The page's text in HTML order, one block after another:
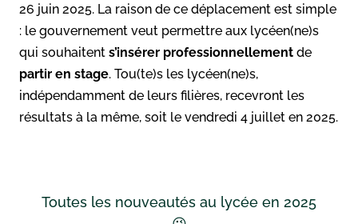
26 juin 2025. La raison de ce déplacement est simple
: le gouvernement veut permettre aux lycéen(ne)s
qui souhaitent s’insérer professionnellement de
partir en stage. Tou(te)s les lycéen(ne)s,
indépendamment de leurs filières, recevront les
résultats à la même, soit le vendredi 4 juillet en 2025.
Toutes les nouveautés au lycée en 2025